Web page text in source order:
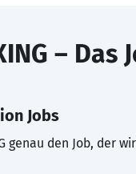
– Das
Jobs
genau den Job, der